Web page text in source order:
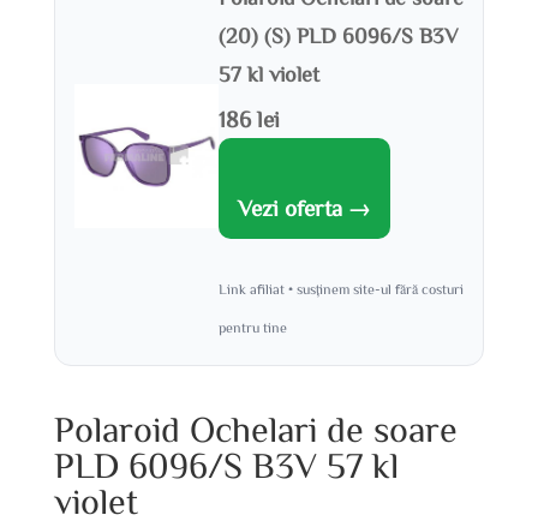
(20) (S) PLD 6096/S B3V
57 kl violet
186 lei
Vezi oferta →
Link afiliat • susținem site-ul fără costuri
pentru tine
Polaroid Ochelari de soare
PLD 6096/S B3V 57 kl
violet